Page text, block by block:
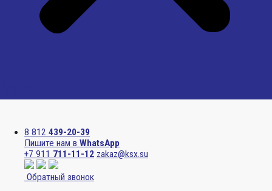
8 812 439-20-39
Пишите нам в WhatsApp
+7 911 711-11-12 zakaz@ksx.su
Обратный звонок